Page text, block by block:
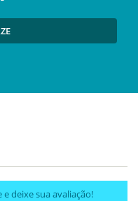
deixe sua avaliação!